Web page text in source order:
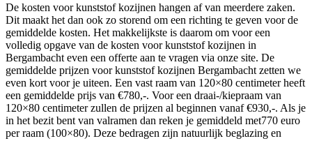
De kosten voor kunststof kozijnen hangen af van meerdere zaken.
Dit maakt het dan ook zo storend om een richting te geven voor de
gemiddelde kosten. Het makkelijkste is daarom om voor een
volledig opgave van de kosten voor kunststof kozijnen in
Bergambacht even een offerte aan te vragen via onze site. De
gemiddelde prijzen voor kunststof kozijnen Bergambacht zetten we
even kort voor je uiteen. Een vast raam van 120×80 centimeter heeft
een gemiddelde prijs van €780,-. Voor een draai-/kiepraam van
120×80 centimeter zullen de prijzen al beginnen vanaf €930,-. Als je
in het bezit bent van valramen dan reken je gemiddeld met770 euro
per raam (100×80). Deze bedragen zijn natuurlijk beglazing en